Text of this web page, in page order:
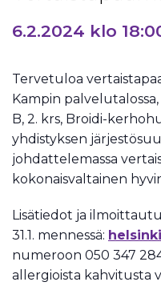
6.2.2024 klo
Tervetuloa
Kampin
B, 2. krs, Broidi-
yhdistyksen
johdattelemassa
kokonaisvaltainen
Lisätiedot ja
31.1. mennessä:
numeroon 050 347
allergioista kahvitusta